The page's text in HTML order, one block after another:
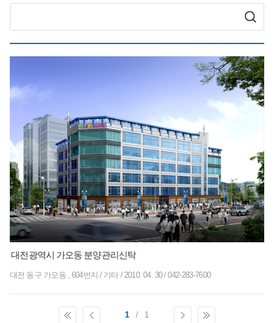
대전광역시 가오동 분양관리신탁
대전 동구 가오동 , 604번지/ 기타 /2010. 04. 30/042-283-7600
1 / 1